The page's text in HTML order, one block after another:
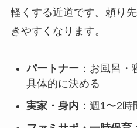
軽くする近道です。頼り
きやすくなります。
パートナー ：お風呂
具体的に決める
実家・身内 ：週1〜2